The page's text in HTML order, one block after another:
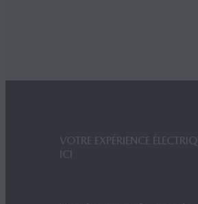
VOTRE EXPÉRIENCE
ICI